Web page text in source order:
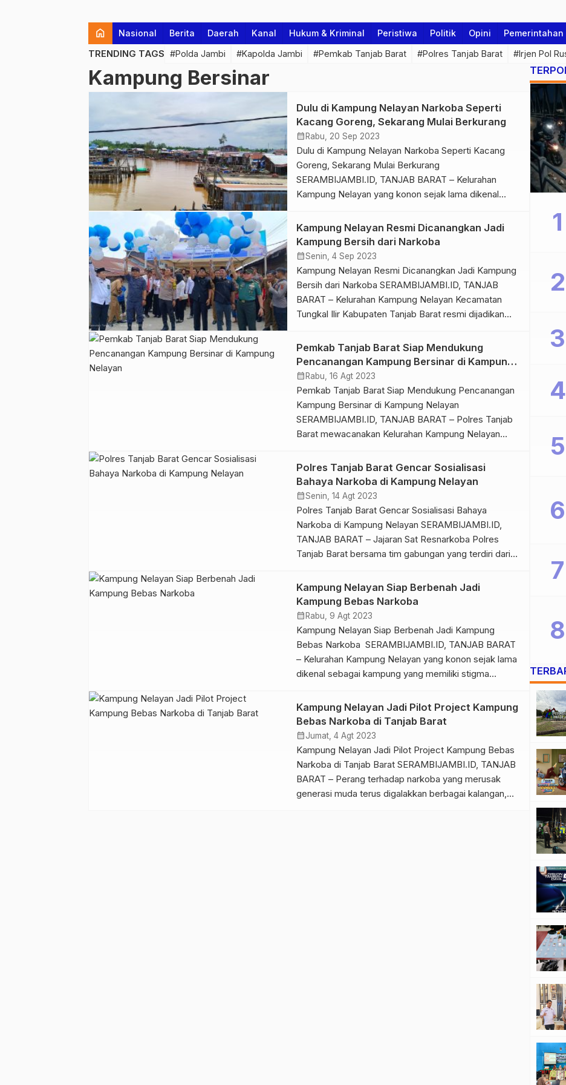
home Nasional Berita Daerah Kanal Hukum & Kriminal Peristiwa Politik Opini Pemerintahan
TRENDING TAGS #Polda Jambi #Kapolda Jambi #Pemkab Tanjab Barat #Polres Tanjab Barat #Irjen Pol
Kampung Bersinar
Dulu di Kampung Nelayan Narkoba Seperti
Kacang Goreng, Sekarang Mulai Berkurang
calendar_month Rabu, 20 Sep 2023
Dulu di Kampung Nelayan Narkoba Seperti Kacang
Goreng, Sekarang Mulai Berkurang
SERAMBIJAMBI.ID, TANJAB BARAT – Kelurahan
Kampung Nelayan yang konon sejak lama dikenal
Namun, pasca dicanangkan sebagai Pilot Project
Kampung Bebas dari Narkoba, kampung ini mulai
berbenah dan meninggalkan stigma negatif tersebut.
Hal itu disampaikan oleh Mukti Ali, Tokoh […]
Kampung Nelayan Resmi Dicanangkan Jadi
Kampung Bersih dari Narkoba
calendar_monthSenin, 4 Sep 2023
Kampung Nelayan Resmi Dicanangkan Jadi Kampung
Bersih dari Narkoba SERAMBIJAMBI.ID, TANJAB
BARAT – Kelurahan Kampung Nelayan Kecamatan
Tungkal Ilir Kabupaten Tanjab Barat resmi dijadikan
Narkoba Pencanangan Kampung Bebas dan Bersih
dari Narkoba ditandai dengan pemukulan gong oleh
Bupati Tanjab Barat KH. Anwar Sadat didampingi
Kapolres AKBP Padli, […]
Pemkab Tanjab Barat Siap Mendukung
Pencanangan Kampung Bersinar di Kampung
Nelayan
calendar_month Rabu, 16 Agt 2023
Pemkab Tanjab Barat Siap Mendukung Pencanangan
Kampung Bersinar di Kampung Nelayan
SERAMBIJAMBI.ID, TANJAB BARAT – Polres Tanjab
Barat mewacanakan Kelurahan Kampung Nelayan
(Bersinar). Hal itu sebagai upaya untuk Pencegahan
Pemberantasan Penyalahgunaan Peredaran Gelap
Narkoba di wilayah Kampung Nelayan Kabupaten
Tanjab Barat. Menanggapi hal itu, Bupati Tanjab Barat
Drs. […]
Polres Tanjab Barat Gencar Sosialisasi
Bahaya Narkoba di Kampung Nelayan
calendar_monthSenin, 14 Agt 2023
Polres Tanjab Barat Gencar Sosialisasi Bahaya
Narkoba di Kampung Nelayan SERAMBIJAMBI.ID,
TANJAB BARAT – Jajaran Sat Resnarkoba Polres
Tanjab Barat bersama tim gabungan yang terdiri dari
Kesbangpol, Babinsa, Bhabinkamtibmas, Karang
Taruna dan para Ketua RT Kelurahan Kampung
Nelayan gencar melakukan sosialisasi tentang bahaya
narkoba kepada masyarakat di wilayah […]
Kampung Nelayan Siap Berbenah Jadi
Kampung Bebas Narkoba
calendar_month Rabu, 9 Agt 2023
Kampung Nelayan Siap Berbenah Jadi Kampung
Bebas Narkoba SERAMBIJAMBI.ID, TANJAB BARAT
– Kelurahan Kampung Nelayan yang konon sejak lama
dikenal sebagai kampung yang memiliki stigma
mulai berbenah dan meninggalkan stigma negatif
tersebut. Berli, salah satu tokoh masyarakat dan juga
selaku ketua RT 17 di Kelurahan Kampung Nelayan
mengatakan kami […]
Kampung Nelayan Jadi Pilot Project Kampung
Bebas Narkoba di Tanjab Barat
calendar_monthJumat, 4 Agt 2023
Kampung Nelayan Jadi Pilot Project Kampung Bebas
Narkoba di Tanjab Barat SERAMBIJAMBI.ID, TANJAB
BARAT – Perang terhadap narkoba yang merusak
generasi muda terus digalakkan berbagai kalangan,